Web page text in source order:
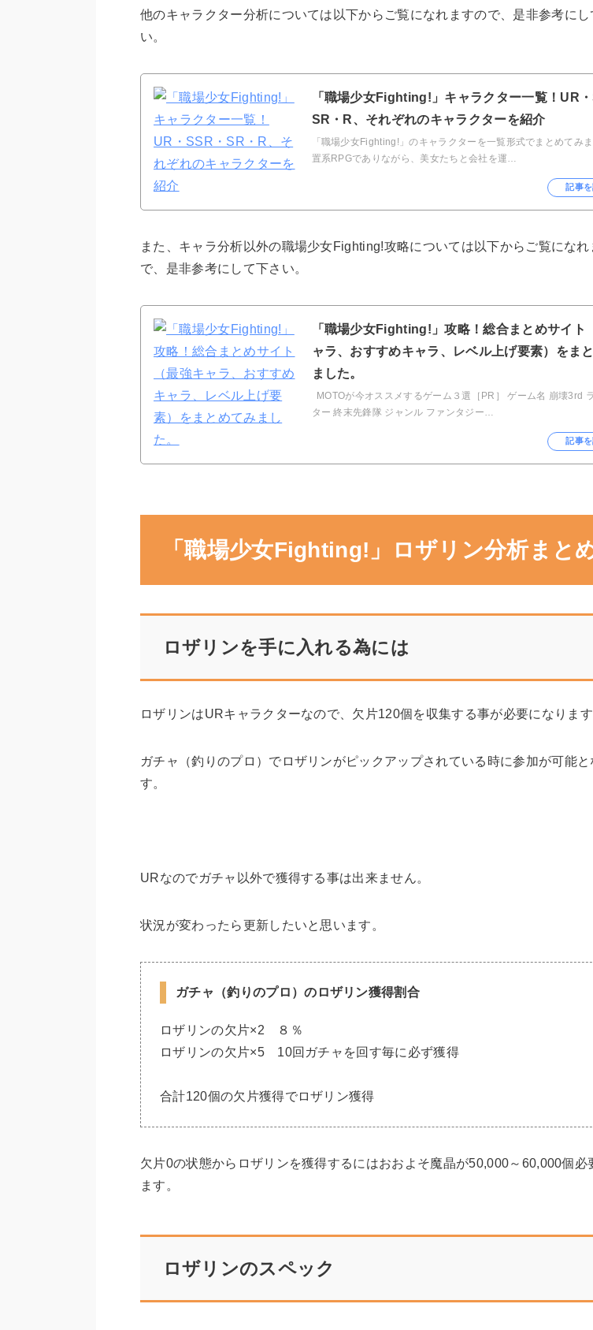
他のキャラクター分析については以下からご覧になれますので、是非参考にし
い。
「職場少女Fighting!」キャラクター一覧！UR・
SR・R、それぞれのキャラクターを紹介
「職場少女Fighting!」のキャラクターを一覧形式でまとめてみ
置系RPGでありながら、美女たちと会社を運…
記事
また、キャラ分析以外の職場少女Fighting!攻略については以下からご覧になれ
で、是非参考にして下さい。
「職場少女Fighting!」攻略！総合まとめサイト
ャラ、おすすめキャラ、レベル上げ要素）をま
ました。
MOTOが今オススメするゲーム３選［PR］ ゲーム名 崩壊3rd
ター 終末先鋒隊 ジャンル ファンタジー…
記事
「職場少女Fighting!」ロザリン分析まと
ロザリンを手に入れる為には
ロザリンはURキャラクターなので、欠片120個を収集する事が必要になります
ガチャ（釣りのプロ）でロザリンがピックアップされている時に参加が可能と
す。
URなのでガチャ以外で獲得する事は出来ません。
状況が変わったら更新したいと思います。
ガチャ（釣りのプロ）のロザリン獲得割合
ロザリンの欠片×2 ８％
ロザリンの欠片×5 10回ガチャを回す毎に必ず獲得
合計120個の欠片獲得でロザリン獲得
欠片0の状態からロザリンを獲得するにはおおよそ魔晶が50,000～60,000個必
ます。
ロザリンのスペック